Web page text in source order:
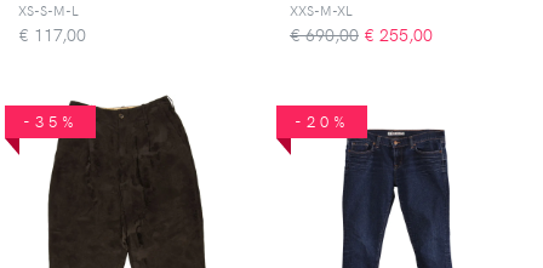
XS-S-M-L
€ 117,00
XXS-M-XL
€ 690,00 € 255,00
-35% -20%